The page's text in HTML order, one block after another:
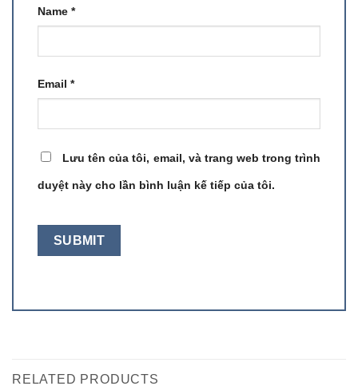
Name *
Email *
Lưu tên của tôi, email, và trang web trong trình
duyệt này cho lần bình luận kế tiếp của tôi.
RELATED PRODUCTS